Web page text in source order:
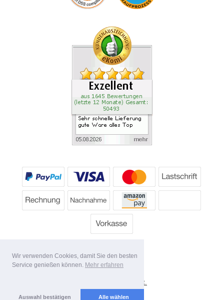
Wir verwenden Cookies, damit Sie den besten
Service genießen können. Mehr erfahren
Auswahl bestätigen Alle wählen
Alle Preise inkl. MwSt.
Lieferbedingungen